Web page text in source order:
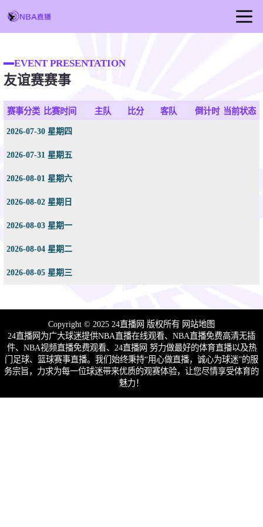
NBA直播
足球直播
篮球直播
NBA视频
NBA新闻
EVENT PRESENTATION
友谊赛赛事
赛事分类 比赛时间 主队 比分 客队 倒计时 当前状态
2026-07-30 星期四
2026-07-31 星期五
2026-08-01 星期六
2026-08-02 星期日
2026-08-03 星期一
2026-08-04 星期二
2026-08-05 星期三
Copyright © 2025 24直播网 版权所有 网站地图
24直播网为广大球迷提供NBA直播在线观看、NBA直播免费高清无插
件、NBA视频直播免费观看、24直播网 努力做最好的体育直播以及热
门足球、篮球赛事直播。我们始终秉持“用心做直播，诚心为球迷”的服
务宗旨，力求为每一位球迷带来优质的观赛体验，让您尽情享受体育的
魅力！